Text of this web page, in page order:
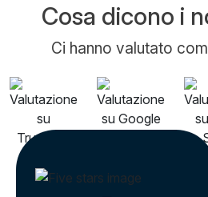
Cosa dicono i
Ci hanno valutato